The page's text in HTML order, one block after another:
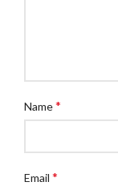
Name*
Email *